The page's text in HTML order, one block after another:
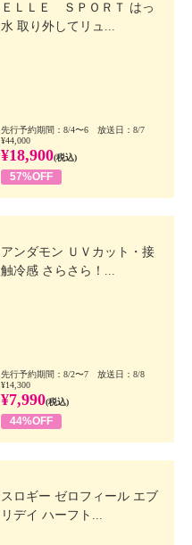
ＥＬＬＥ ＳＰＯＲＴ はっ
水 取り外してリュ...
先行予約期間：8/4〜6 放送日：8/7
¥44,000
¥18,900(税込)
57%OFF
アンダモン ＵＶカット・接
触冷感 さらさら！...
先行予約期間：8/2〜7 放送日：8/8
¥14,300
¥7,990(税込)
44%OFF
スロギー ゼロフィール エブ
リデイ ハーフト...